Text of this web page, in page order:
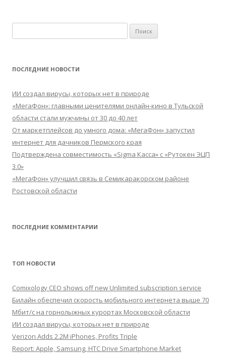
ПОСЛЕДНИЕ НОВОСТИ
ИИ создал вирусы, которых нет в природе
«МегаФон»: главными ценителями онлайн-кино в Тульской
области стали мужчины от 30 до 40 лет
От маркетплейсов до умного дома: «МегаФон» запустил
интернет для дачников Пермского края
Подтверждена совместимость «Sigma Касса» с «Рутокен ЭЦП
3.0»
«МегаФон» улучшил связь в Семикаракорском районе
Ростовской области
ПОСЛЕДНИЕ КОММЕНТАРИИ
ТОП НОВОСТИ
Comixology CEO shows off new Unlimited subscription service
Билайн обеспечил скорость мобильного интернета выше 70
Мбит/с на горнолыжных курортах Московской области
ИИ создал вирусы, которых нет в природе
Verizon Adds 2.2M iPhones, Profits Triple
Report: Apple, Samsung, HTC Drive Smartphone Market